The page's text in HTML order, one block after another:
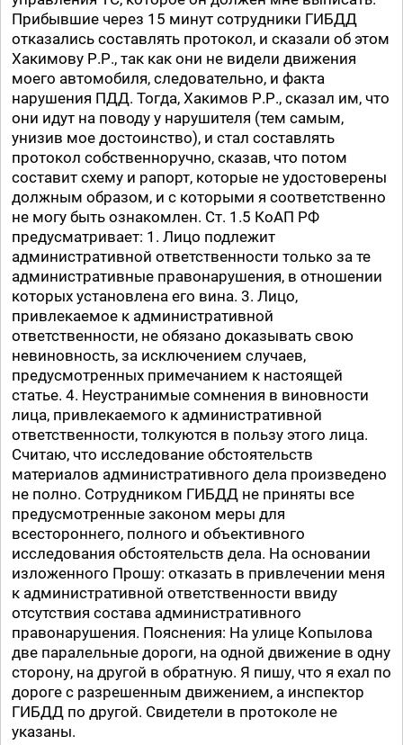
Прибывшие через 15 минут сотрудники ГИБДД
отказались составлять протокол, и сказали об этом
Хакимову Р.Р., так как они не видели движения
моего автомобиля, следовательно, и факта
нарушения ПДД. Тогда, Хакимов Р.Р., сказал им, что
они идут на поводу у нарушителя (тем самым,
унизив мое достоинство), и стал составлять
протокол собственноручно, сказав, что потом
составит схему и рапорт, которые не удостоверены
должным образом, и с которыми я соответственно
не могу быть ознакомлен. Ст. 1.5 КоАП РФ
предусматривает: 1. Лицо подлежит
административной ответственности только за те
административные правонарушения, в отношении
которых установлена его вина. 3. Лицо,
привлекаемое к административной
ответственности, не обязано доказывать свою
невиновность, за исключением случаев,
предусмотренных примечанием к настоящей
статье. 4. Неустранимые сомнения в виновности
лица, привлекаемого к административной
ответственности, толкуются в пользу этого лица.
Считаю, что исследование обстоятельств
материалов административного дела произведено
не полно. Сотрудником ГИБДД не приняты все
предусмотренные законом меры для
всестороннего, полного и объективного
исследования обстоятельств дела. На основании
изложенного Прошу: отказать в привлечении меня
к административной ответственности ввиду
отсутствия состава административного
правонарушения. Пояснения: На улице Копылова
две паралельные дороги, на одной движение в одну
сторону, на другой в обратную. Я пишу, что я ехал по
дороге с разрешенным движением, а инспектор
ГИБДД по другой. Свидетели в протоколе не
указаны.